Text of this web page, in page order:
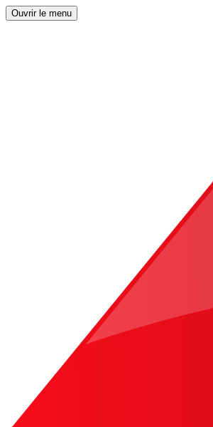
Ouvrir le menu